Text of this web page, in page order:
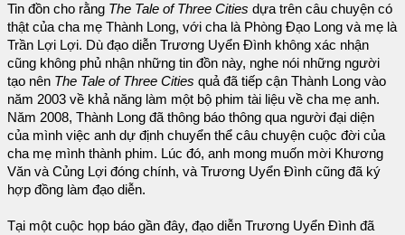
Tin đồn cho rằng The Tale of Three Cities dựa trên câu chuyện có
thật của cha mẹ Thành Long, với cha là Phòng Đạo Long và mẹ là
Trần Lợi Lợi. Dù đạo diễn Trương Uyển Đình không xác nhận
cũng không phủ nhận những tin đồn này, nghe nói những người
tạo nên The Tale of Three Cities quả đã tiếp cận Thành Long vào
năm 2003 về khả năng làm một bộ phim tài liệu về cha mẹ anh.
Năm 2008, Thành Long đã thông báo thông qua người đại diện
của mình việc anh dự định chuyển thể câu chuyện cuộc đời của
cha mẹ mình thành phim. Lúc đó, anh mong muốn mời Khương
Văn và Củng Lợi đóng chính, và Trương Uyển Đình cũng đã ký
hợp đồng làm đạo diễn.
Tại một cuộc họp báo gần đây, đạo diễn Trương Uyển Đình đã